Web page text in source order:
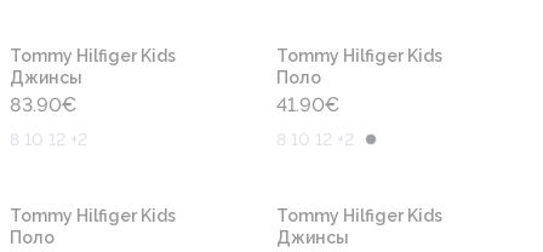
Tommy Hilfiger Kids
Джинсы
83.90€
8 10 12 +2
Tommy Hilfiger Kids
Поло
41.90€
8 10 12 +2
Tommy Hilfiger Kids
Поло
Tommy Hilfiger Kids
Джинсы